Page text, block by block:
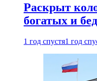
Раскрыт
богатых и
1 год спустя1 год